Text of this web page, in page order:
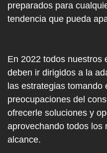
preparados para
tendencia que pueda
En 2022 todos nuestros
deben ir dirigidos a la
las estrategias
preocupaciones del
ofrecerle soluciones y
aprovechando todos
alcance.